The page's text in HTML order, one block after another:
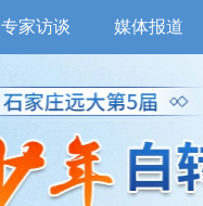
专家访谈 媒体报道